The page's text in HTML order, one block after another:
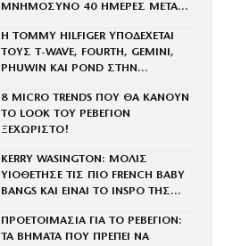
ΜΝΗΜΟΣΥΝΟ 40 ΗΜΕΡΕΣ ΜΕΤΑ
Η TOMMY HILFIGER ΥΠΟΔΕΧΕΤΑΙ
ΤΟΥΣ Τ-WAVE, FOURTH, GEMINI,
PHUWIN ΚΑΙ POND ΣΤΗΝ
8 MICRO TRENDS ΠΟΥ ΘΑ ΚΑΝΟΥΝ
ΤΟ LOOK ΤΟΥ ΡΕΒΕΓΙΟΝ
ΞΕΧΩΡΙΣΤΟ!
KERRY WASINGTON: ΜΟΛΙΣ
ΥΙΟΘΕΤΗΣΕ ΤΙΣ ΠΙΟ FRENCH BABY
BANGS ΚΑΙ ΕΙΝΑΙ ΤΟ INSPO ΤΗΣ
ΠΡΟΕΤΟΙΜΑΣΙΑ ΓΙΑ ΤΟ ΡΕΒΕΓΙΟΝ:
ΤΑ ΒΗΜΑΤΑ ΠΟΥ ΠΡΕΠΕΙ ΝΑ